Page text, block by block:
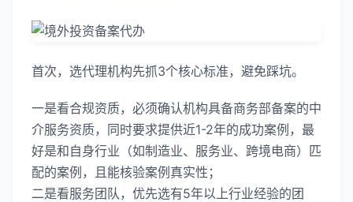
首次，选代理机构先抓3个核心标准，避免踩坑。
一是看合规资质，必须确认机构具备商务部备案的中
介服务资质，同时要求提供近1-2年的成功案例，最
好是和自身行业（如制造业、服务业、跨境电商）匹
配的案例，且能核验案例真实性；
二是看服务团队，优先选有5年以上行业经验的团